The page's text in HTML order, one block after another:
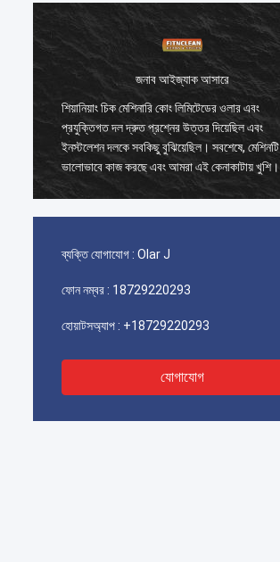
জনাব আইজ্যাক আসারে
শিয়ানিয়াং চিক মেশিনারি কোং লিমিটেডের ওলার এবং
প্রযুক্তিগত দল দ্রুত প্রশ্নের উত্তর দিয়েছিল এবং
ইনস্টলেশন দলকে সবকিছু বুঝিয়েছিল। সবশেষে, মেশিনটি
ভালোভাবে কাজ করছে এবং আমরা এই কেনাকাটায় খুশি।
ব্যক্তি যোগাযোগ : Olar J
ফোন নম্বর : 18729220293
হোয়াটসঅ্যাপ : +18729220293
যোগাযোগ